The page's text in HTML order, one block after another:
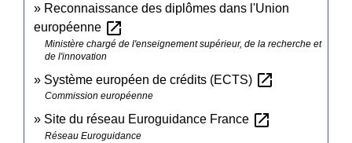
Reconnaissance des diplômes dans l'Union
européenne open_in_new
Ministère chargé de l'enseignement supérieur, de la recherche et
de l'innovation
Système européen de crédits (ECTS) open_in_new
Commission européenne
Site du réseau Euroguidance France open_in_new
Réseau Euroguidance